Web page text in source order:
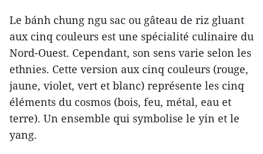
Le bánh chung ngu sac ou gâteau de riz gluant
aux cinq couleurs est une spécialité culinaire du
Nord-Ouest. Cependant, son sens varie selon les
ethnies. Cette version aux cinq couleurs (rouge,
jaune, violet, vert et blanc) représente les cinq
éléments du cosmos (bois, feu, métal, eau et
terre). Un ensemble qui symbolise le yin et le
yang.